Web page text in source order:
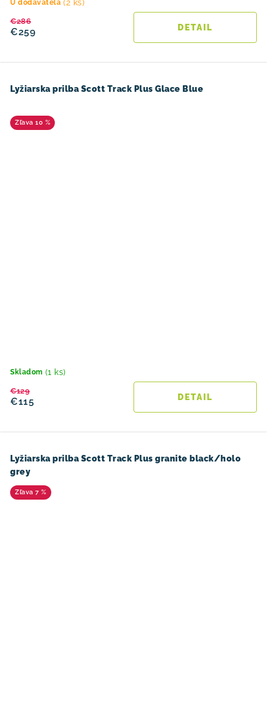
U dodávateľa (2 ks)
€259
€286
DETAIL
Lyžiarska prilba Scott Track Plus Glace Blue
10 %
Skladom (1 ks)
€115
€129
DETAIL
Lyžiarska prilba Scott Track Plus granite black/holo
grey
7 %